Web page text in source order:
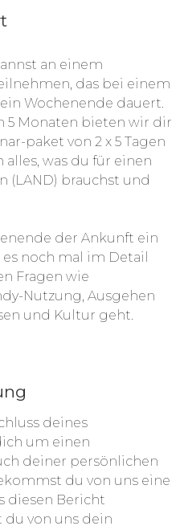
an einem
das bei einem
Wochenende dauert.
5 Monaten bieten wir dir
paket von 2 x 5 Tagen
was du für einen
(LAND) brauchst und
der Ankunft ein
noch mal im Detail
Fragen wie
Nutzung, Ausgehen
und Kultur geht.
deines
um einen
deiner persönlichen
du von uns eine
diesen Bericht
du von uns dein